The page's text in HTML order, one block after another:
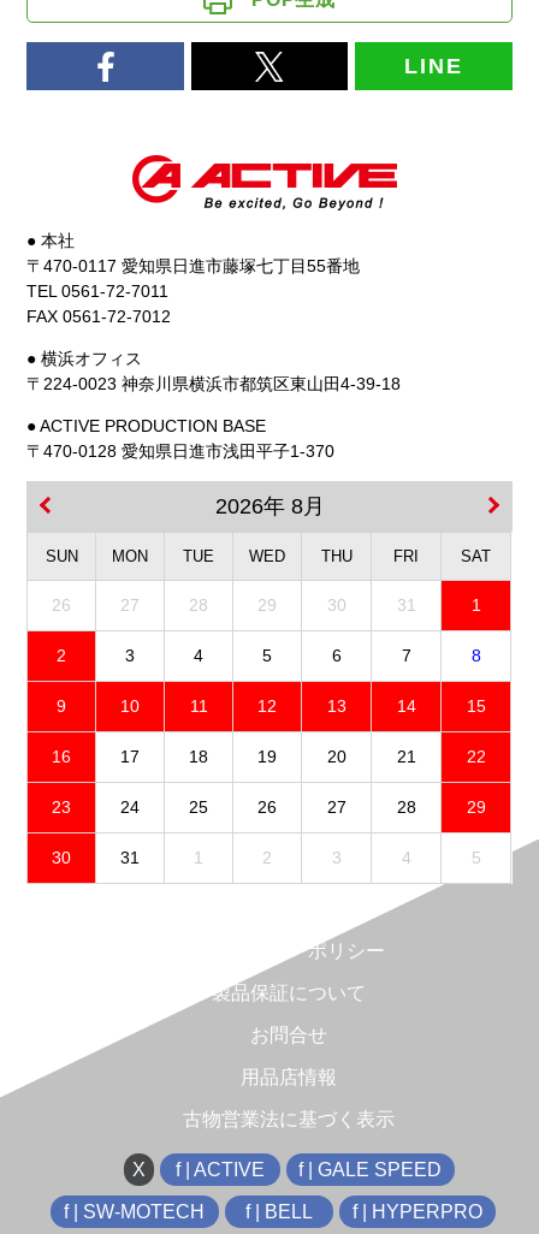
LINE
● 本社
〒470-0117 愛知県日進市藤塚七丁目55番地
TEL 0561-72-7011
FAX 0561-72-7012
● 横浜オフィス
〒224-0023 神奈川県横浜市都筑区東山田4-39-18
● ACTIVE PRODUCTION BASE
〒470-0128 愛知県日進市浅田平子1-370
2026年 8月
SUN MON TUE WED THU FRI SAT
26 27 28 29 30 31 1
2 3 4 5 6 7 8
9 10 11 12 13 14 15
16 17 18 19 20 21 22
23 24 25 26 27 28 29
30 31 1 2 3 4 5
プライバシーポリシー
製品保証について
お問合せ
用品店情報
古物営業法に基づく表示
X f | ACTIVE f | GALE SPEED
f | SW-MOTECH f | BELL f | HYPERPRO